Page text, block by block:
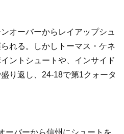
オーバーからレイアップシュ
れる。しかしトーマス・ケネ
ントシュートや、インサイド
り返し、24-18で第1クォータ
バーから信州にシュートを